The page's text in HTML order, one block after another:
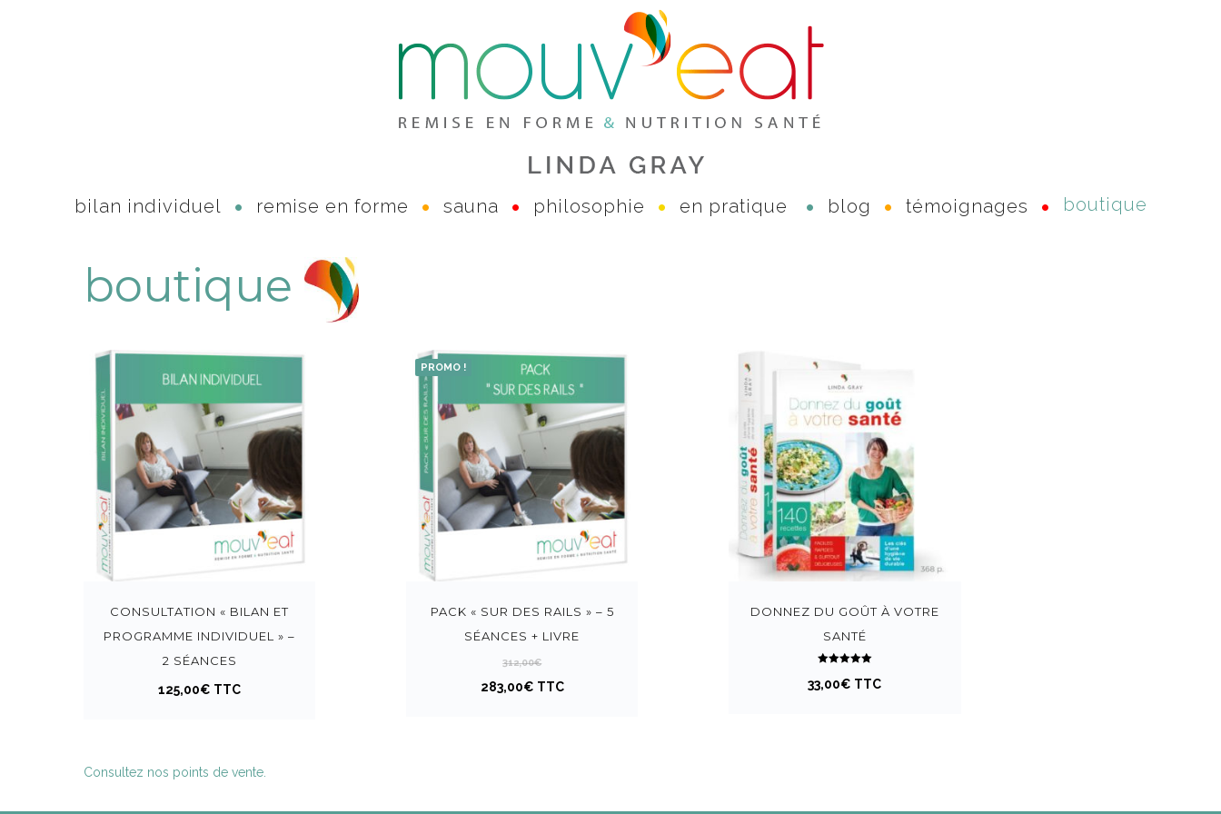
bilan individuel remise en forme sauna philosophie en pratique blog témoignages boutique
boutique
CONSULTATION « BILAN ET
PROGRAMME INDIVIDUEL » –
2 SÉANCES
125,00€ TTC
PROMO !
PACK « SUR DES RAILS » – 5
SÉANCES + LIVRE
312,00€
Le
283,00€Le
TTC
DONNEZ DU GOÛT À VOTRE
SANTÉ
5.00
sur 5
33,00€ TTC
Consultez nos points de vente.